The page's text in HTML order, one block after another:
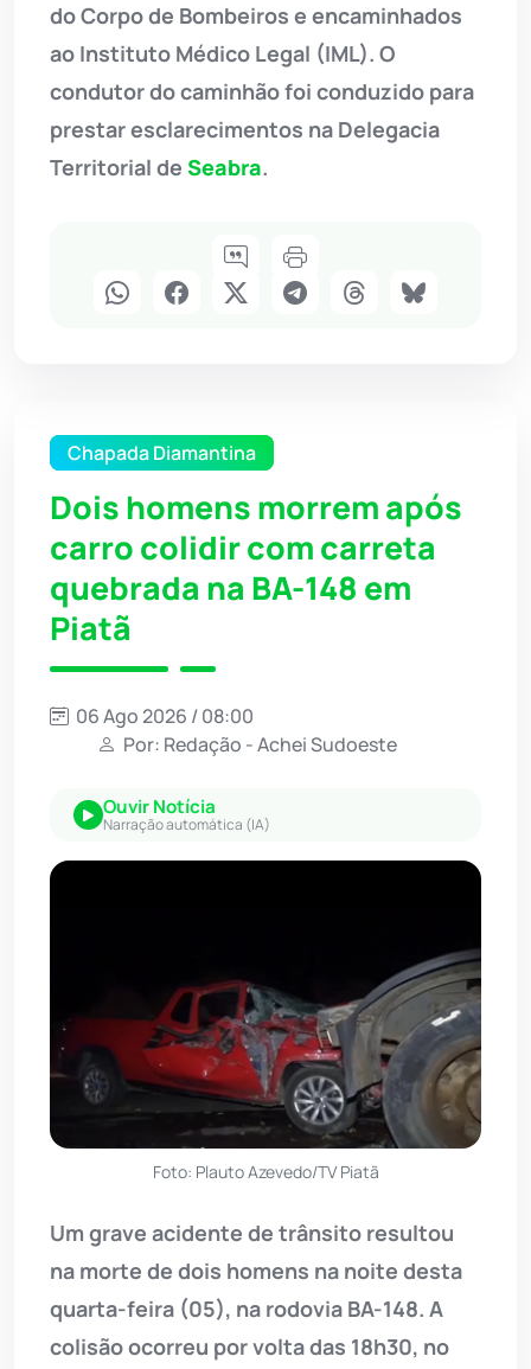
do Corpo de Bombeiros e encaminhados
ao Instituto Médico Legal (IML). O
condutor do caminhão foi conduzido para
prestar esclarecimentos na Delegacia
Territorial de Seabra.
Chapada Diamantina
Dois homens morrem após
carro colidir com carreta
quebrada na BA-148 em
Piatã
06 Ago 2026 / 08:00
Por: Redação - Achei Sudoeste
Ouvir Notícia
Narração automática (IA)
Foto: Plauto Azevedo/TV Piatã
Um grave acidente de trânsito resultou
na morte de dois homens na noite desta
quarta-feira (05), na rodovia BA-148. A
colisão ocorreu por volta das 18h30, no